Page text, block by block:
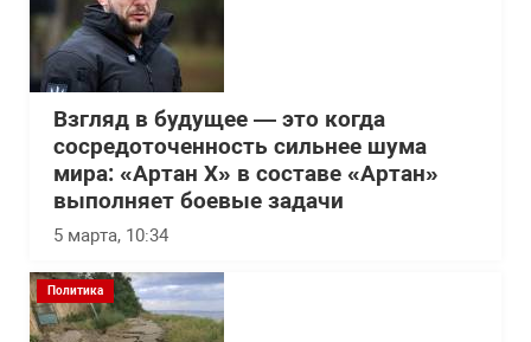
Взгляд в будущее — это когда
сосредоточенность сильнее шума
мира: «Артан Х» в составе «Артан»
выполняет боевые задачи
5 марта, 10:34
Политика